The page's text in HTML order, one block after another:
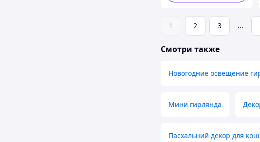
1 2 3 ...
Смотри также
Новогодние освещение
Мини гирлянда
Пасхальний декор для